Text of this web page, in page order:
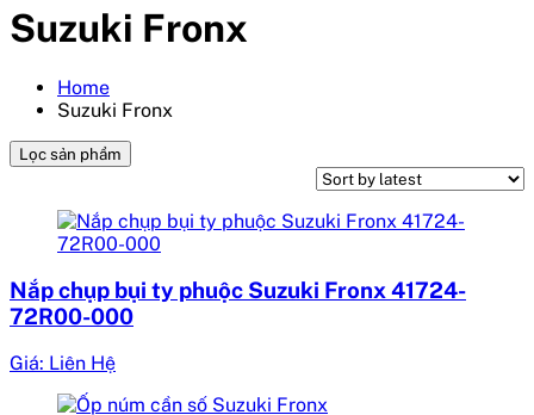
Suzuki Fronx
Home
Suzuki Fronx
Lọc sản phẩm
Nắp chụp bụi ty phuộc Suzuki Fronx 41724-
72R00-000
Giá: Liên Hệ